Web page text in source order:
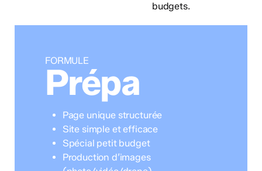
budgets.
FORMULE
Prépa
Page unique structurée
Site simple et efficace
Spécial petit budget
Production d’images